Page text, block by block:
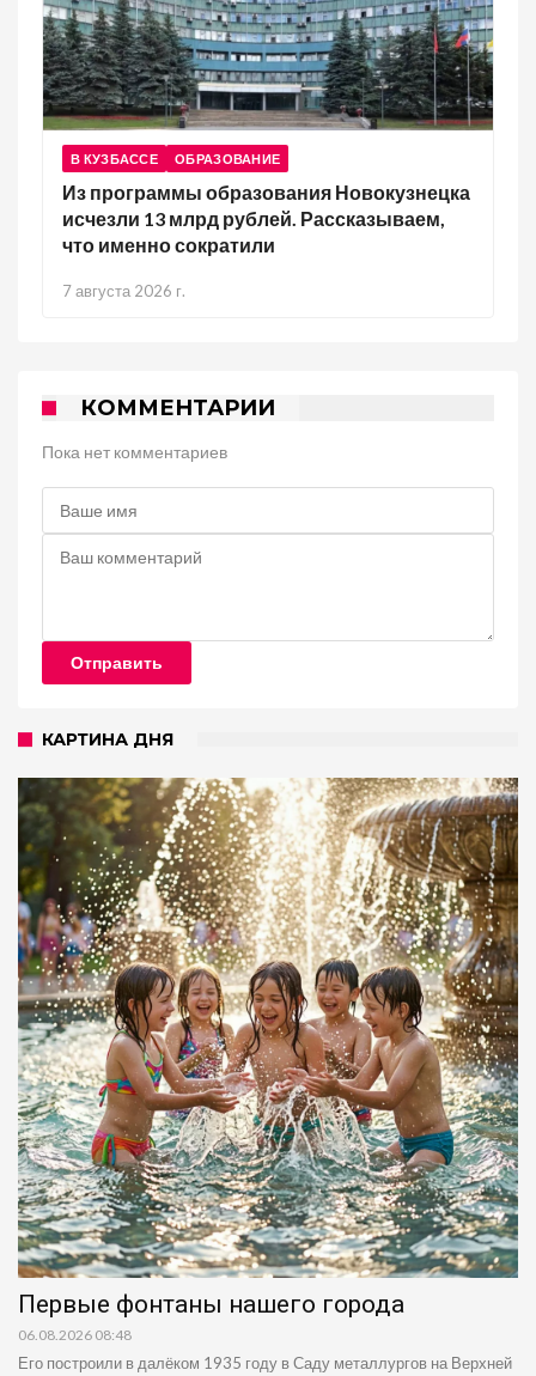
В КУЗБАССЕ ОБРАЗОВАНИЕ
Из программы образования Новокузнецка
исчезли 13 млрд рублей. Рассказываем,
что именно сократили
7 августа 2026 г.
КОММЕНТАРИИ
Пока нет комментариев
Отправить
КАРТИНА ДНЯ
Первые фонтаны нашего города
06.08.2026 08:48
Его построили в далёком 1935 году в Саду металлургов на Верхней